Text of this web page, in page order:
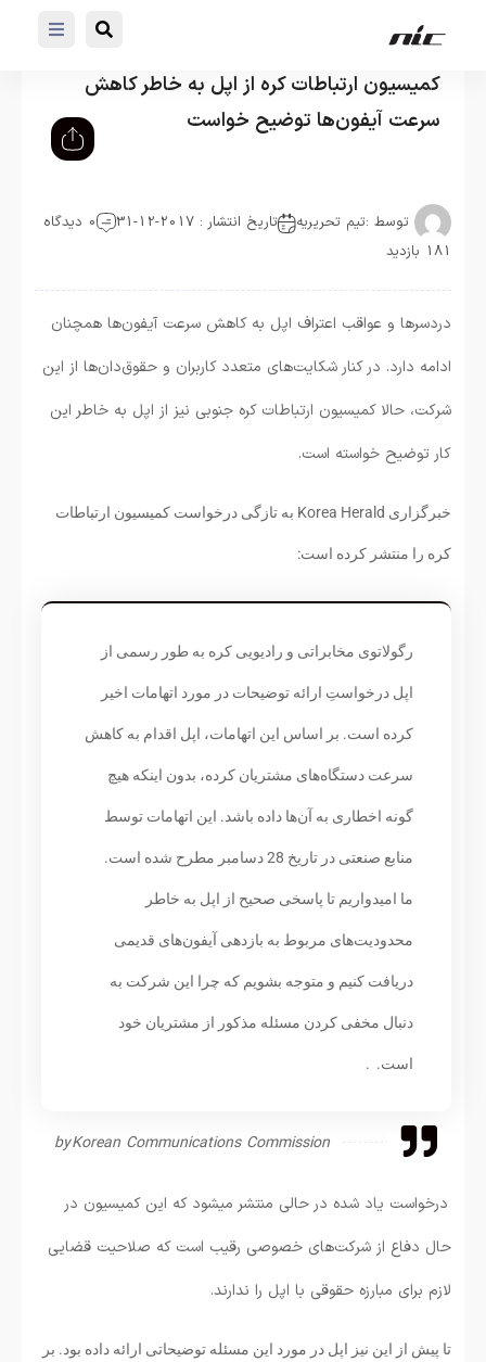
کمیسیون ارتباطات کره از اپل به خاطر کاهش
سرعت آیفون‌ها توضیح خواست
توسط :تیم تحریریه تاریخ انتشار : 2017-12-31
0 دیدگاه
181 بازدید
دردسرها و عواقب اعتراف اپل به کاهش سرعت آیفون‌ها همچنان
ادامه دارد. در کنار شکایت‌های متعدد کاربران و حقوق‌دان‌ها از این
شرکت، حالا کمیسیون ارتباطات کره جنوبی نیز از اپل به خاطر این
کار توضیح خواسته است.
خبرگزاری Korea Herald به تازگی درخواست کمیسیون ارتباطات
کره را منتشر کرده است:
رگولاتوی مخابراتی و رادیویی کره به طور رسمی از
اپل درخواستِ ارائه توضیحات در مورد اتهامات اخیر
کرده است. بر اساس این اتهامات، اپل اقدام به کاهش
سرعت دستگاه‌های مشتریان کرده، بدون اینکه هیچ
گونه اخطاری به آن‌ها داده باشد. این اتهامات توسط
منابع صنعتی در تاریخ 28 دسامبر مطرح شده است.
ما امیدواریم تا پاسخی صحیح از اپل به خاطر
محدودیت‌های مربوط به بازدهی آیفون‌های قدیمی
دریافت کنیم و متوجه بشویم که چرا این شرکت به
دنبال مخفی کردن مسئله مذکور از مشتریان خود
است. .
by Korean Communications Commission
درخواست یاد شده در حالی منتشر میشود که این کمیسیون در
حال دفاع از شرکت‌های خصوصی رقیب است که صلاحیت قضایی
لازم برای مبارزه حقوقی با اپل را ندارند.
تا پیش از این نیز اپل در مورد این مسئله توضیحاتی ارائه داده بود. بر